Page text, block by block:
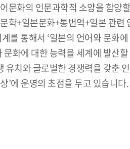
문화의 인문과학적 소양을 함
학+일본문화+통번역+일본 관
를 통해서 ‘일본의 언어와 문화
화에 대한 능력을 세계에 발산
치와 글로벌한 경쟁력을 갖춘
’에 운영의 초점을 두고 있습